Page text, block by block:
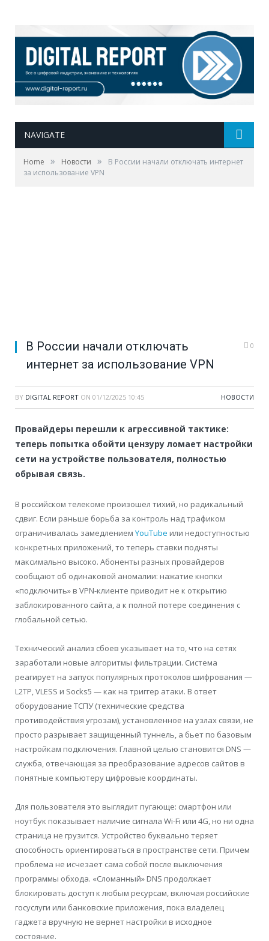
NAVIGATE
Home » Новости »
В России начали отключать интернет
за использование VPN
В России начали отключать
интернет за использование VPN
0
BY DIGITAL REPORT ON 01/12/2025 10:45 НОВОСТИ
Провайдеры перешли к агрессивной тактике:
теперь попытка обойти цензуру ломает настройки
сети на устройстве пользователя, полностью
обрывая связь.
В российском телекоме произошел тихий, но радикальный
сдвиг. Если раньше борьба за контроль над трафиком
ограничивалась замедлением YouTube или недоступностью
конкретных приложений, то теперь ставки подняты
максимально высоко. Абоненты разных провайдеров
сообщают об одинаковой аномалии: нажатие кнопки
«подключить» в VPN-клиенте приводит не к открытию
заблокированного сайта, а к полной потере соединения с
глобальной сетью.
Технический анализ сбоев указывает на то, что на сетях
заработали новые алгоритмы фильтрации. Система
реагирует на запуск популярных протоколов шифрования —
L2TP, VLESS и Socks5 — как на триггер атаки. В ответ
оборудование ТСПУ (технические средства
противодействия угрозам), установленное на узлах связи, не
просто разрывает защищенный туннель, а бьет по базовым
настройкам подключения. Главной целью становится DNS —
служба, отвечающая за преобразование адресов сайтов в
понятные компьютеру цифровые координаты.
Для пользователя это выглядит пугающе: смартфон или
ноутбук показывает наличие сигнала Wi-Fi или 4G, но ни одна
страница не грузится. Устройство буквально теряет
способность ориентироваться в пространстве сети. Причем
проблема не исчезает сама собой после выключения
программы обхода. «Сломанный» DNS продолжает
блокировать доступ к любым ресурсам, включая российские
госуслуги или банковские приложения, пока владелец
гаджета вручную не вернет настройки в исходное
состояние.